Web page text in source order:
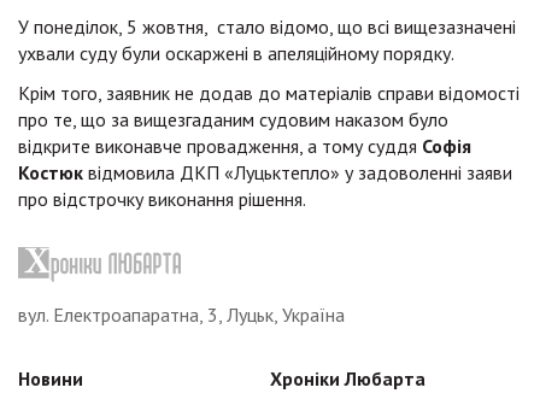
У понеділок, 5 жовтня, стало відомо, що всі вищезазначені
ухвали суду були оскаржені в апеляційному порядку.
Крім того, заявник не додав до матеріалів справи відомості
про те, що за вищезгаданим судовим наказом було
відкрите виконавче провадження, а тому суддя Софія
Костюк відмовила ДКП «Луцьктепло» у задоволенні заяви
про відстрочку виконання рішення.
вул. Електроапаратна, 3, Луцьк, Україна
Новини Хроніки Любарта